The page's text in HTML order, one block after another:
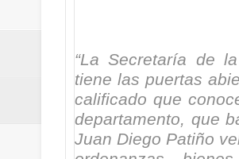
“La Secretaría de
tiene las puertas
calificado que
departamento, que
Juan Diego Patiño